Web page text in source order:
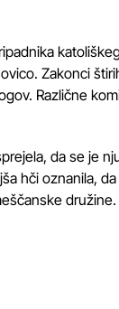
Zakonci
Različne
da se je
hči oznanila,